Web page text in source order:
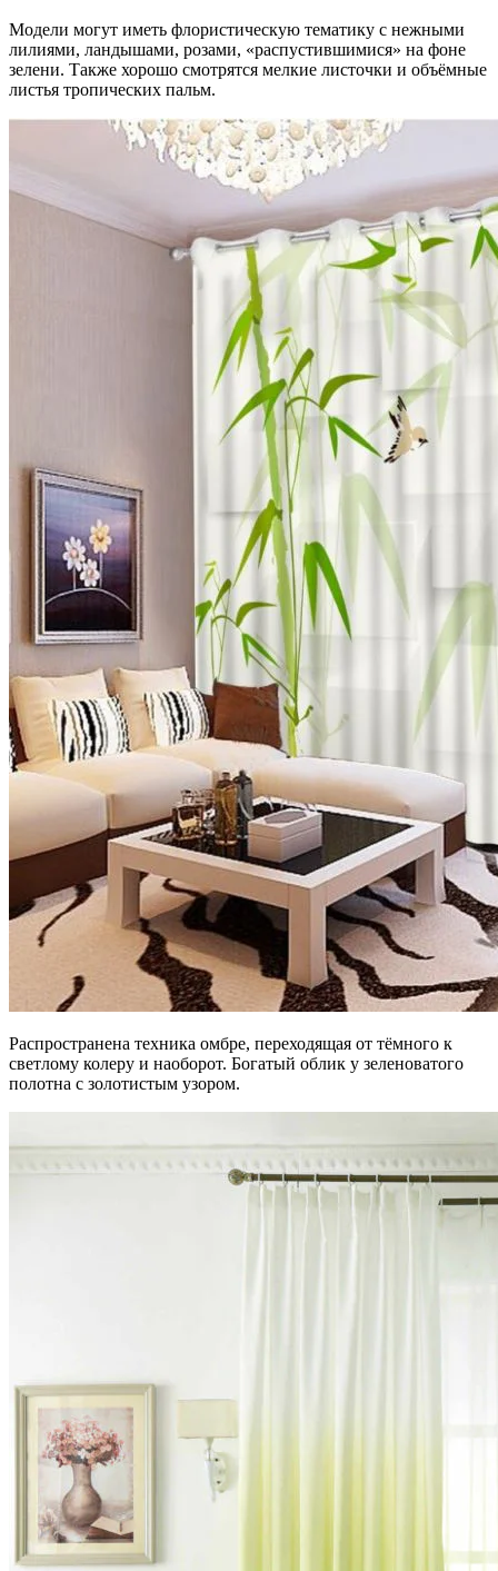
Модели могут иметь флористическую тематику с нежными
лилиями, ландышами, розами, «распустившимися» на фоне
зелени. Также хорошо смотрятся мелкие листочки и объёмные
листья тропических пальм.
Распространена техника омбре, переходящая от тёмного к
светлому колеру и наоборот. Богатый облик у зеленоватого
полотна с золотистым узором.